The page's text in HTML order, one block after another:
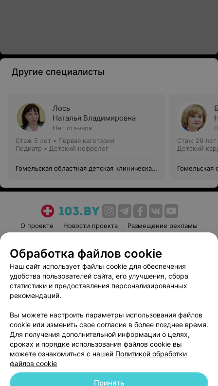
Другие специалисты
Лось
Наталья Владимировна
Нет отзывов
Стаж 5 лет • Первая категория
Педиатр • Детский нефролог
Гомельская областная детская клиническая
Стаж 26 лет
Детский
Гомельская
О проекте Новости проекта
Размещение рекламы
Пользовательское соглашение
Способы оплаты
Вакансии
Партнеры
Написать руководителю 103.by
Обработка персональных данных
Обработка файлов cookie
Наш сайт использует файлы cookie для обеспечения
удобства пользователей сайта, его улучшения, сбора
статистики и предоставления персонализированных
рекомендаций.
Вы можете настроить параметры использования файлов
cookie или изменить свое согласие в более позднее время.
Для получения дополнительной информации о целях,
сроках и порядке использования файлов cookie вы
можете ознакомиться с нашей Политикой обработки
файлов cookie
Принять